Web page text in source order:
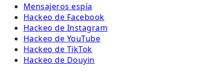
Mensajeros espía
Hackeo de Facebook
Hackeo de Instagram
Hackeo de YouTube
Hackeo de TikTok
Hackeo de Douyin